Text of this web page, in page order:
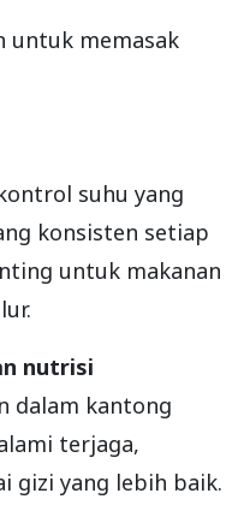
untuk memasak
suhu yang
konsisten setiap
untuk makanan
nutrisi
dalam kantong
terjaga,
gizi yang lebih baik.